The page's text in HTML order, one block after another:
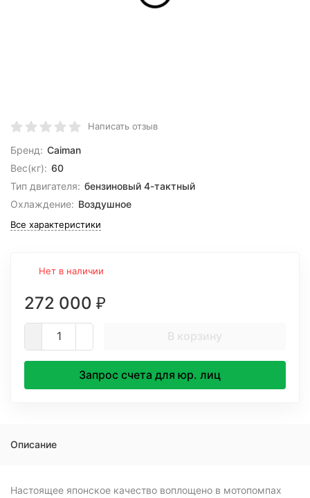
Написать отзыв
Бренд: Caiman
Вес(кг): 60
Тип двигателя: бензиновый 4-тактный
Охлаждение: Воздушное
Все характеристики
Нет в наличии
272 000 ₽
В корзину
Запрос счета для юр. лиц
Описание
Настоящее японское качество воплощено в мотопомпах